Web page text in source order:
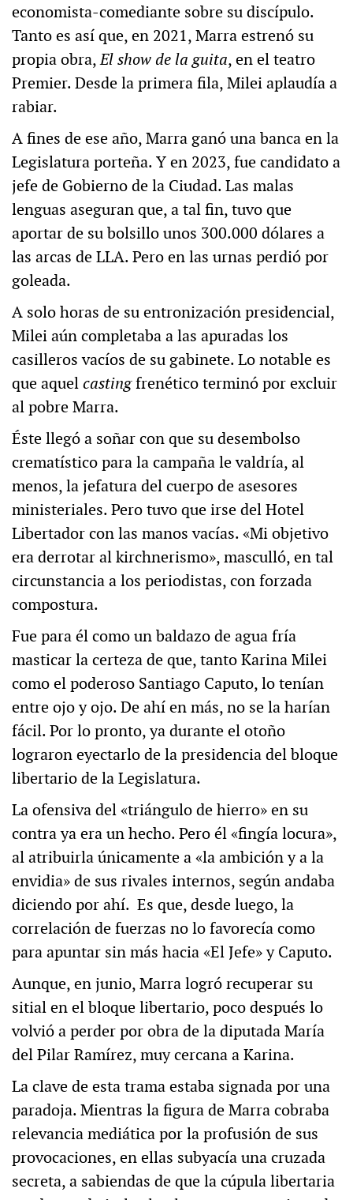
economista-comediante sobre su discípulo.
Tanto es así que, en 2021, Marra estrenó su
propia obra,El show de la guita, en el teatro
Premier. Desde la primera fila, Milei aplaudía a
rabiar.
A fines de ese año, Marra ganó una banca en la
Legislatura porteña. Y en 2023, fue candidato a
jefe de Gobierno de la Ciudad. Las malas
lenguas aseguran que, a tal fin, tuvo que
aportar de su bolsillo unos 300.000 dólares a
las arcas de LLA. Pero en las urnas perdió por
goleada.
A solo horas de su entronización presidencial,
Milei aún completaba a las apuradas los
casilleros vacíos de su gabinete. Lo notable es
que aquelcastingfrenético terminó por excluir
al pobre Marra.
Éste llegó a soñar con que su desembolso
crematístico para la campaña le valdría, al
menos, la jefatura del cuerpo de asesores
ministeriales. Pero tuvo que irse del Hotel
Libertador con las manos vacías. «Mi objetivo
era derrotar al kirchnerismo», masculló, en tal
circunstancia a los periodistas, con forzada
compostura.
Fue para él como un baldazo de agua fría
masticar la certeza de que, tanto Karina Milei
como el poderoso Santiago Caputo, lo tenían
entre ojo y ojo. De ahí en más, no se la harían
fácil. Por lo pronto, ya durante el otoño
lograron eyectarlo de la presidencia del bloque
libertario de la Legislatura.
La ofensiva del «triángulo de hierro» en su
contra ya era un hecho. Pero él «fingía locura»,
al atribuirla únicamente a «la ambición y a la
envidia» de sus rivales internos, según andaba
diciendo por ahí. Es que, desde luego, la
correlación de fuerzas no lo favorecía como
para apuntar sin más hacia «El Jefe» y Caputo.
Aunque, en junio, Marra logró recuperar su
sitial en el bloque libertario, poco después lo
volvió a perder por obra de la diputada María
del Pilar Ramírez, muy cercana a Karina.
La clave de esta trama estaba signada por una
paradoja. Mientras la figura de Marra cobraba
relevancia mediática por la profusión de sus
provocaciones, en ellas subyacía una cruzada
secreta, a sabiendas de que la cúpula libertaria